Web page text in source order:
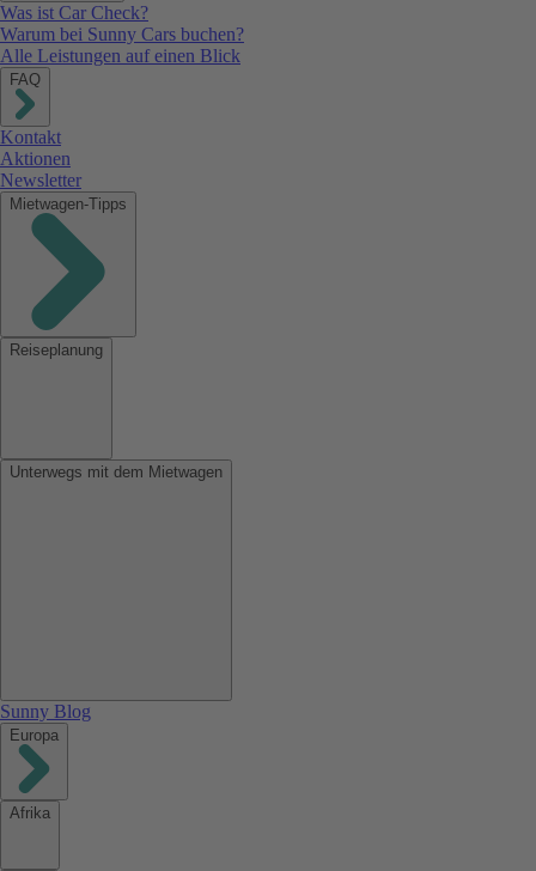
Was ist Car Check?
Warum bei Sunny Cars buchen?
Alle Leistungen auf einen Blick
FAQ
Kontakt
Aktionen
Newsletter
Mietwagen-Tipps
Reiseplanung
Unterwegs mit dem Mietwagen
Sunny Blog
Europa
Afrika